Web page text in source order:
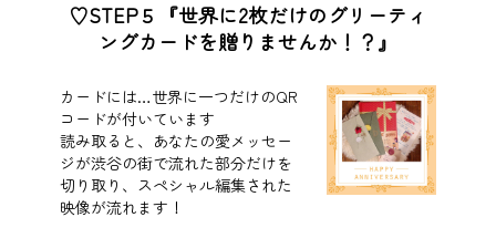
♡STEP５『世界に2枚だけのグリーティ
ングカードを贈りませんか！？』
カードには…世界に一つだけのQR
コードが付いています
読み取ると、あなたの愛メッセー
ジが渋谷の街で流れた部分だけを
切り取り、スペシャル編集された
映像が流れます！